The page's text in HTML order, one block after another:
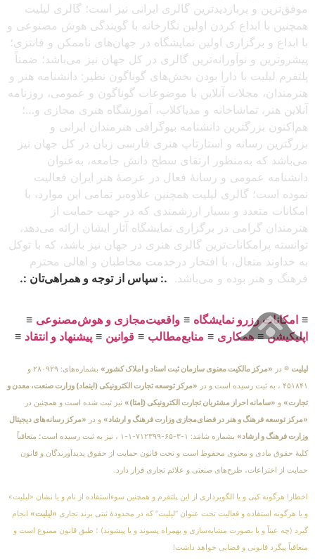
موفق‌ترین و پربازدیدترین گالری ایرانی نیز است؛ گالری لیلیت
همچنین با ابداع کردن اولین نگارخانه با گویندگی هوش مصنوعی و
با ابداع و برگزاری اولین نمایشگاه در جهان‌های ناممکن و فانتزی؛
پیشروترین و نوآورانه‌ترین گالری در کل جهان نیز می‌باشد؛ ضمناً
پلتفرم لیلیت با دارا بودن بخش‌های گوناگون نظیر: دانشنامه هنر و
هنرمندان، مجلات آنلاین با موضوعات گوناگون و عمومی، روزنامه
آنلاین هنر، تماشاخانه و مدیاکلاب، آموزشگاه هنری مجازی و…؛
هم‌اکنون بزرگترین دانشنامه بیوگرافی هنرمندان ایرانی و
بزرگترین رسانه و استارتاپ هنری فارسی زبان در کل جهان نیز
می‌باشد که به‌منظور ارتقای سطح دانش جامعه، به‌عنوان
دانشنامه عمومی و رسانهٔ فعال در عرصهٔ هنر ایران فعالیت
نموده است؛ گالری لیلیت همچنین علاوه‌بر تمامی این موارد، با
امکانات متعدد و بسیار ارزشمندی که در جهت حمایت از
هنرمندان گرامی در برگزاری نمایشگاه آثار ایشان ارائه می‌دهد،
توانسته پرامکانات‌ترین گالری هنری در جهان نیز باشد، که با توکل
به خداوند متعال، با افتخار درخدمت مخاطبان و اهالی محترم
فرهنگ و هنر بوده و می‌باشد. .: سپاس از توجه و همراهی‌تان :.
≡ امکانات رزرو نمایشگاه ≡ واقعیت‌مجازی و هوش‌مصنوعی ≡
اپلیکیشن≡همکاری ≡ منابع‌مطالب ≡ قوانین ≡ پیشنهاد و انتقاد ≡
لیلیت ® در «مرکز مالکیت معنوی سازمان ثبت اسناد و املاک کشور»
بشماره‌های: ۲۸۰۹۲۹ و
۴۵۱۸۴۱ ، به ثبت رسیده است و در
«مرکز توسعه تجارت الکترونیکی (اینماد) وزارت صنعت، معدن و
تجارت» و «سامانه احراز مشتریان تجارت الکترونیکی (اِمتا)» نیز ثبت شده است و همچنین در
«مرکز توسعه فرهنگ و هنر در فضای‌مجازی وزارت فرهنگ و ارشاد» و در «مرکز رسانه‌های دیجیتال
وزارت فرهنگ و ارشاد»
بشماره شامَد: ۱-۳-۶۵-۷۱۲۳۹۹-۱-۱ ، نیز به ثبت رسیده است؛ متعاقباً
کلیهٔ حقوق مادی و معنوی محفوظ است و تحت قانون حمایت از حقوق پدیدآورندگان و قانون
حمایت از اختراعات، طرح‌های صنعتی و علائم تجاری قرار دارد.
اخطار! هرگونه کپی و یا الگوبرداری از این پلتفرم و همچنین سوءاستفاده از نام و یا نشان «لیلیت»
و یا هرگونه استفاده و فعالیت تحت عنوان “لیلیت” که در محدودهٔ ثبتی برند تجاری «لیلیت» انجام
گیرد (چه عیناً و یا بصورت مشابه‌سازی و بهمراه پسوند و یا پیشوند) ؛ طبق قانون ممنوع است و
متعاقباً پیگرد قانونی و قضایی خواهد داشت!